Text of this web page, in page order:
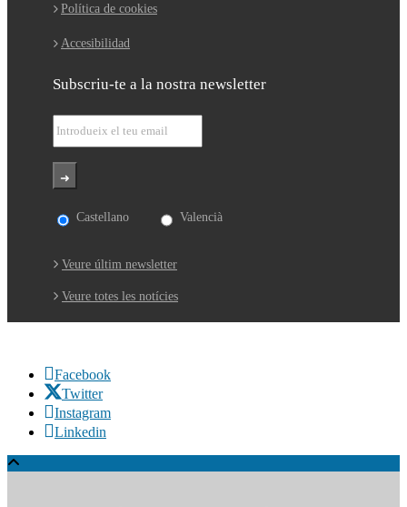
Política de cookies
Accesibilidad
Subscriu-te a la nostra newsletter
Castellano Valencià
Veure últim newsletter
Veure totes les notícies
Facebook
Twitter
Instagram
Linkedin